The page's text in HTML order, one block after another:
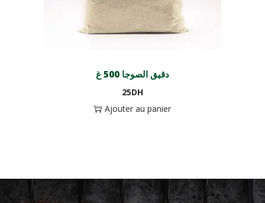
دقيق الصوجا 500 غ
25DH
Ajouter au panier